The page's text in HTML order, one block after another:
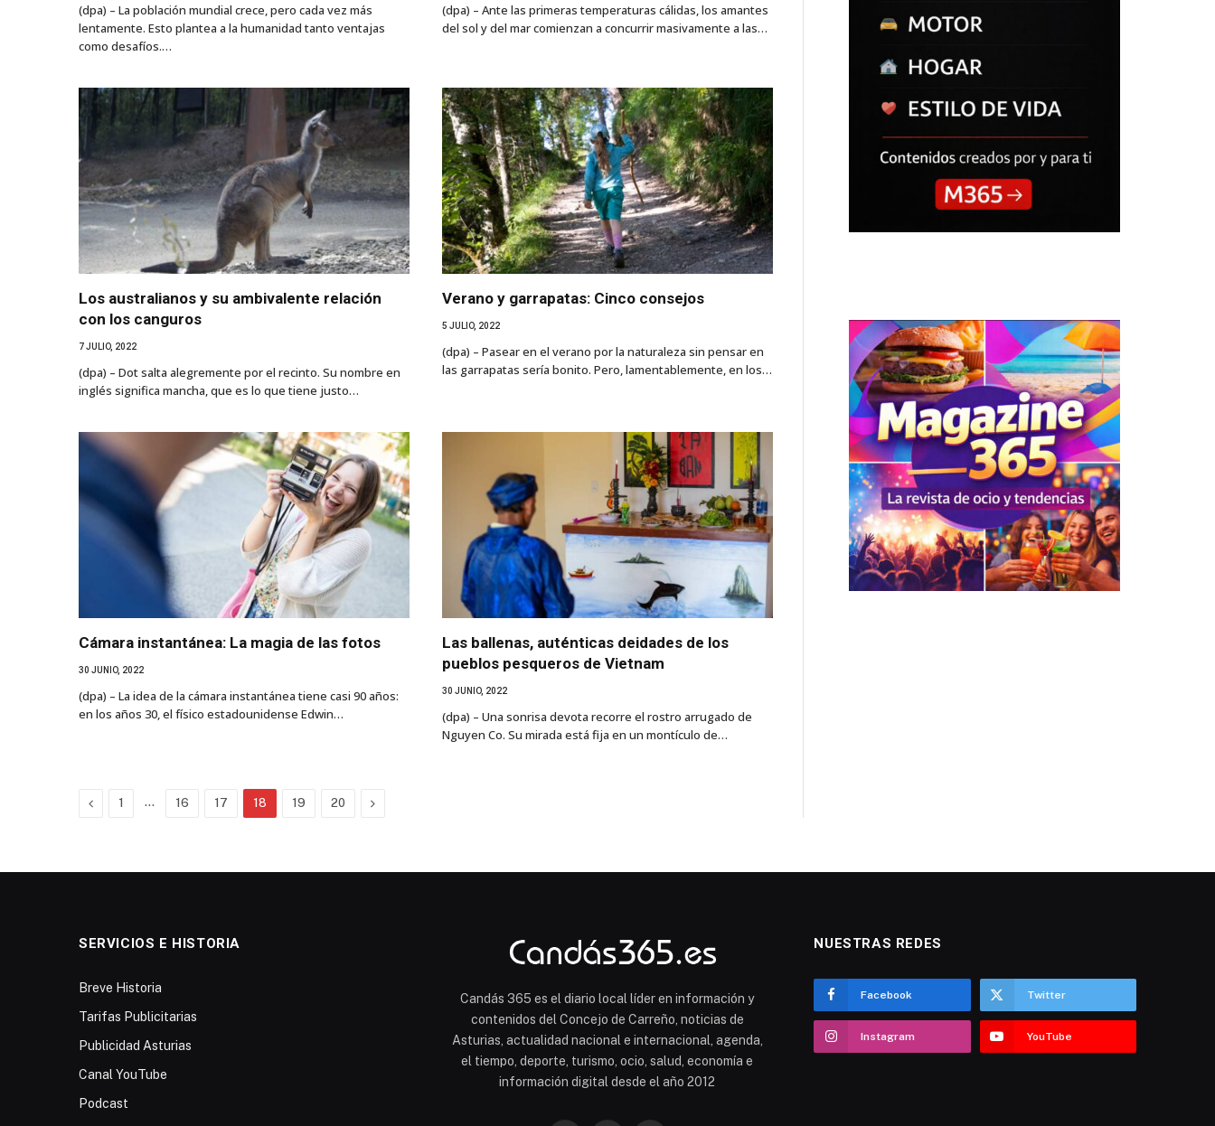
(dpa) – La población mundial crece, pero cada vez más
lentamente. Esto plantea a la humanidad tanto ventajas
como desafíos.…
(dpa) – Ante las primeras temperaturas cálidas, los amantes
del sol y del mar comienzan a concurrir masivamente a las…
Los australianos y su ambivalente relación
con los canguros
7 JULIO, 2022
(dpa) – Dot salta alegremente por el recinto. Su nombre en
inglés significa mancha, que es lo que tiene justo…
Verano y garrapatas: Cinco consejos
5 JULIO, 2022
(dpa) – Pasear en el verano por la naturaleza sin pensar en
las garrapatas sería bonito. Pero, lamentablemente, en los…
Cámara instantánea: La magia de las fotos
30 JUNIO, 2022
(dpa) – La idea de la cámara instantánea tiene casi 90 años:
en los años 30, el físico estadounidense Edwin…
Las ballenas, auténticas deidades de los
pueblos pesqueros de Vietnam
30 JUNIO, 2022
(dpa) – Una sonrisa devota recorre el rostro arrugado de
Nguyen Co. Su mirada está fija en un montículo de…
Previous
1 … 16 17 18 19 20 Next
SERVICIOS E HISTORIA
Breve Historia
Tarifas Publicitarias
Publicidad Asturias
Canal YouTube
Podcast
Candás 365 es el diario local líder en información y
contenidos del Concejo de Carreño, noticias de
Asturias, actualidad nacional e internacional, agenda,
el tiempo, deporte, turismo, ocio, salud, economía e
información digital desde el año 2012
NUESTRAS REDES
Facebook Twitter
Instagram YouTube